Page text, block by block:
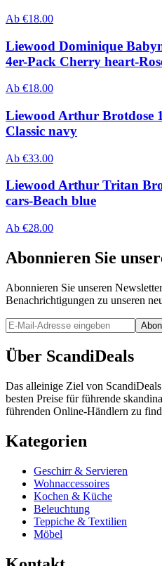
Ab €18.00
Liewood Dominique
4er-Pack Cherry heart-
Ab €18.00
Liewood Arthur Brotdose
Classic navy
Ab €33.00
Liewood Arthur Tritan
cars-Beach blue
Ab €28.00
Abonnieren Sie
Abonnieren Sie unseren
Benachrichtigungen zu unseren
Über ScandiDeals
Das alleinige Ziel von
besten Preise für führende
führenden Online-Händlern zu
Kategorien
Geschirr & Servieren
Wohnaccessoires
Kochen & Küche
Beleuchtung
Teppiche & Textilien
Möbel